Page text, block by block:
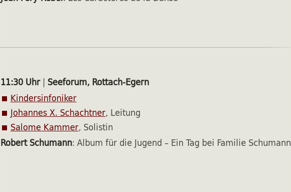
11:30 Uhr| Seeforum, Rottach-Egern
Kindersinfoniker
Johannes X. Schachtner, Leitung
Salome Kammer, Solistin
Robert Schumann: Album für die Jugend – Ein Tag bei Familie Schumann